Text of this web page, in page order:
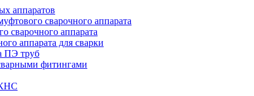
аппаратов
сварочного аппарата
сварочного аппарата
аппарата для сварки
ПЭ труб
фитингами